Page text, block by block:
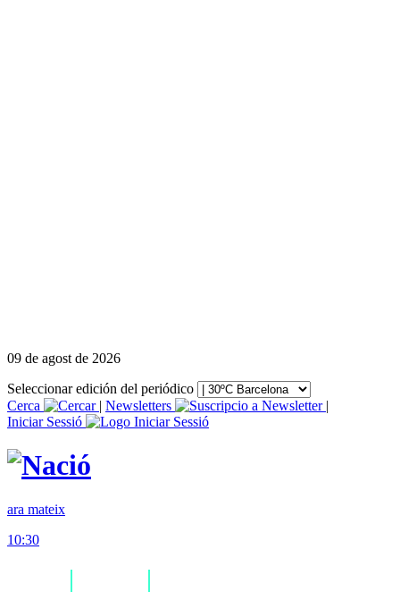
09 de agost de 2026
Seleccionar edición del periódico
Cerca
| Newsletters
|
Iniciar Sessió
ara mateix
10:30